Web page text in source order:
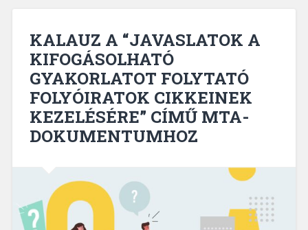
KALAUZ A “JAVASLATOK A
KIFOGÁSOLHATÓ
GYAKORLATOT FOLYTATÓ
FOLYÓIRATOK CIKKEINEK
KEZELÉSÉRE” CÍMŰ MTA-
DOKUMENTUMHOZ